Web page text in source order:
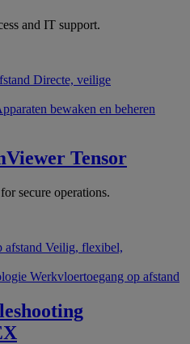
and IT support.
Directe, veilige
bewaken en beheren
Tensor
secure operations.
afstand Veilig, flexibel,
Werkvloertoegang op afstand